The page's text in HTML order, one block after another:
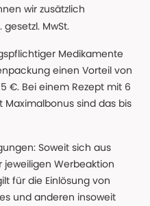
wir zusätzlich
gesetzl. MwSt.
Medikamente
einen Vorteil von
€. Bei einem Rezept mit 6
sind das bis
Soweit sich aus
Werbeaktion
für die Einlösung von
und anderen insoweit